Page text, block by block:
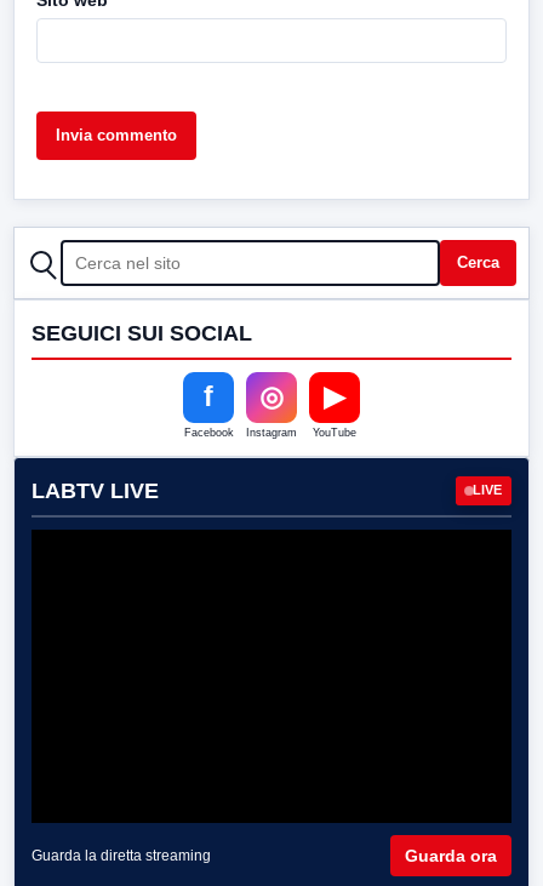
CERCA Cerca
SEGUICI SUI SOCIAL
f
Facebook
◎
Instagram
▶
YouTube
LABTV LIVE LIVE
Guarda la diretta streaming Guarda ora